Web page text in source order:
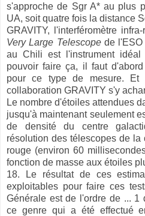
s'approche de Sgr A* au plus
UA, soit quatre fois la distance
GRAVITY, l'interféromètre
Very Large Telescopede l'ESO
au Chili est l'instrument
pouvoir faire ça, il faut
pour ce type de mesure. Et
collaboration GRAVITY s'y
Le nombre d'étoiles attendues
jusqu'à maintenant seulement
de densité du centre
résolution des télescopes de
rouge (environ 60
fonction de masse aux étoiles
18. Le résultat de ces
exploitables pour faire ces
Générale est de l'ordre de ...
ce genre qui a été effectué